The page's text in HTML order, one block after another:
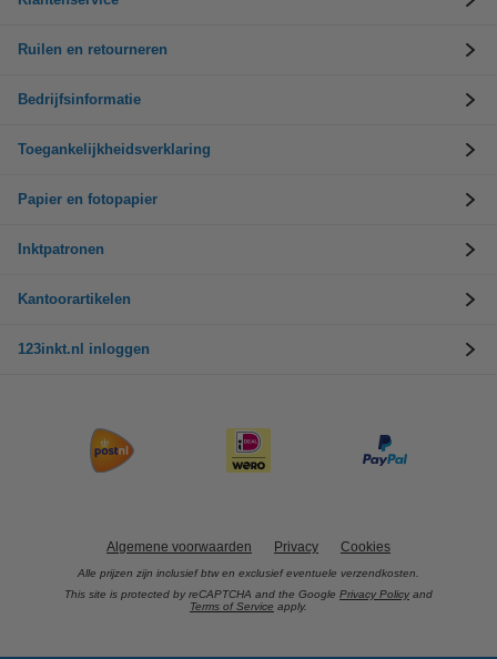
Ruilen en retourneren
Bedrijfsinformatie
Toegankelijkheidsverklaring
Papier en fotopapier
Inktpatronen
Kantoorartikelen
123inkt.nl inloggen
Algemene voorwaarden Privacy Cookies
Alle prijzen zijn inclusief btw en exclusief eventuele verzendkosten.
This site is protected by reCAPTCHA and the Google Privacy Policy and
Terms of Service apply.